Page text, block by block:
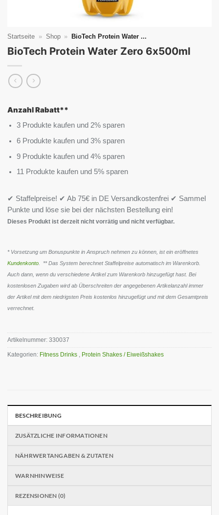
Startseite » Shop » BioTech Protein Water ...
BioTech Protein Water Zero 6x500ml
Anzahl Rabatt**
3 Produkte kaufen und 2% sparen
6 Produkte kaufen und 3% sparen
9 Produkte kaufen und 4% sparen
11 Produkte kaufen und 5% sparen
✔ Staffelpreise! ✔ Ab 75€ in DE Versandkostenfrei ✔ Sammel
Punkte und löse sie bei der nächsten Bestellung ein!
Dieses Produkt ist derzeit nicht vorrätig und nicht verfügbar.
* Vorsetzung um Bonuspunkte in Anspruch nehmen zu können, ist ein eröffnetes
Kundenkonto . ** Das System berechnet Staffelpreise automatisch im Warenkorb.
Auch dann, wenn du verschiedene Artikel zum Warenkorb hinzugefügt hast. Bei
kostenlosen Zugaben wird ab Überschreiten der angegebenen Artikelanzahl immer
der Artikel mit dem niedrigsten Preis kostenlos hinzugefügt und mit dem Gesamtpreis
verrechnet.
Artikelnummer: 330037
Kategorien: Fitness Drinks Protein Shakes / Eiweißshakes
BESCHREIBUNG
ZUSÄTZLICHE INFORMATIONEN
NÄHRWERTANGABEN & ZUTATEN
WARNHINWEISE
REZENSIONEN (0)